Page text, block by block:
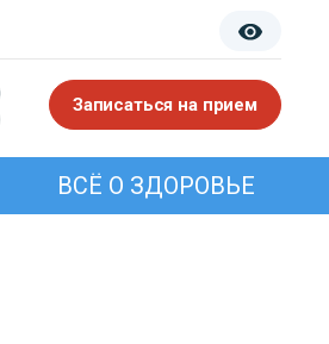
Записаться на прием
ВСЁ О ЗДОРОВЬЕ